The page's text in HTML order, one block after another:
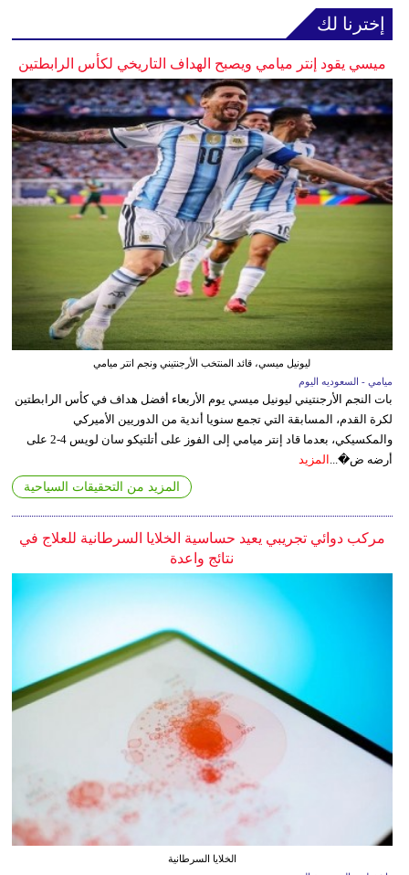
إخترنا لك
ميسي يقود إنتر ميامي ويصبح الهداف التاريخي لكأس الرابطتين
ليونيل ميسي، قائد المنتخب الأرجنتيني ونجم انتر ميامي
ميامي - السعوديه اليوم
بات النجم الأرجنتيني ليونيل ميسي يوم الأربعاء أفضل هداف في كأس الرابطتين
لكرة القدم، المسابقة التي تجمع سنويا أندية من الدوريين الأميركي
والمكسيكي، بعدما قاد إنتر ميامي إلى الفوز على أتلتيكو سان لويس 4-2 على
أرضه ض�... المزيد
المزيد من التحقيقات السياحية
مركب دوائي تجريبي يعيد حساسية الخلايا السرطانية للعلاج في
نتائج واعدة
الخلايا السرطانية